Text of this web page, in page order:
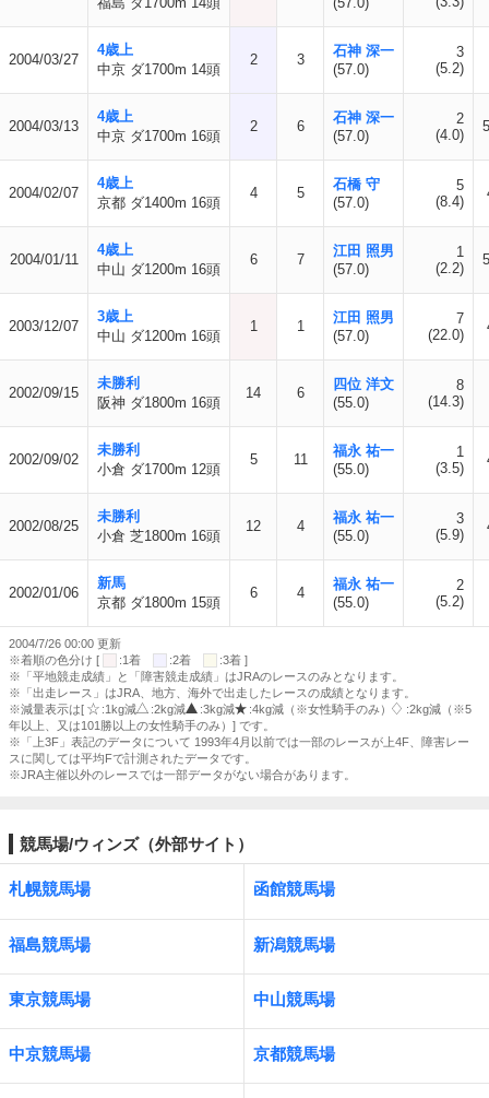
2004/03/27
4歳上
中京 ダ1700m 14頭
2 3
石神 深一
(57.0)
3
(5.2)
2004/03/13
4歳上
中京 ダ1700m 16頭
2 6
石神 深一
(57.0)
2
(4.0)
2004/02/07
4歳上
京都 ダ1400m 16頭
4 5
石橋 守
(57.0)
5
(8.4)
2004/01/11
4歳上
中山 ダ1200m 16頭
6 7
江田 照男
(57.0)
1
(2.2)
2003/12/07
3歳上
中山 ダ1200m 16頭
1 1
江田 照男
(57.0)
7
(22.0)
2002/09/15
未勝利
阪神 ダ1800m 16頭
14 6
四位 洋文
(55.0)
8
(14.3)
2002/09/02
未勝利
小倉 ダ1700m 12頭
5 11
福永 祐一
(55.0)
1
(3.5)
2002/08/25
未勝利
小倉 芝1800m 16頭
12 4
福永 祐一
(55.0)
3
(5.9)
2002/01/06
新馬
京都 ダ1800m 15頭
6 4
福永 祐一
(55.0)
2
(5.2)
2004/7/26 00:00 更新
※着順の色分け [
:1着 :2着
:3着 ]
※「平地競走成績」と「障害競走成績」はJRAのレースのみとなります。
※「出走レース」はJRA、地方、海外で出走したレースの成績となります。
※減量表示は[
:1kg減 :2kg減 :3kg減 :4kg減（※女性騎手のみ）
:2kg減（※5
年以上、又は101勝以上の女性騎手のみ）] です。
※「上3F」表記のデータについて 1993年4月以前では一部のレースが上4F、障害レー
スに関しては平均Fで計測されたデータです。
※JRA主催以外のレースでは一部データがない場合があります。
競馬場/ウィンズ（外部サイト）
札幌競馬場 函館競馬場
福島競馬場 新潟競馬場
東京競馬場 中山競馬場
中京競馬場 京都競馬場